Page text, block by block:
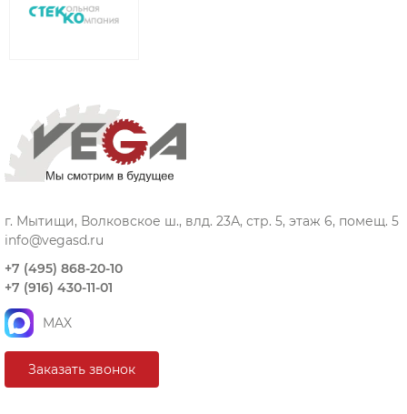
г. Мытищи, Волковское ш., влд. 23А, стр. 5, этаж 6, помещ. 5
info@vegasd.ru
+7 (495) 868-20-10
+7 (916) 430-11-01
MAX
Заказать звонок